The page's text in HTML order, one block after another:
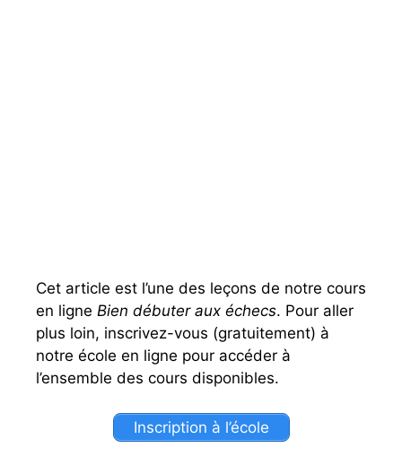
Cet article est l’une des leçons de notre cours
en ligne Bien débuter aux échecs. Pour aller
plus loin, inscrivez-vous (gratuitement) à
notre école en ligne pour accéder à
l’ensemble des cours disponibles.
Inscription à l’école